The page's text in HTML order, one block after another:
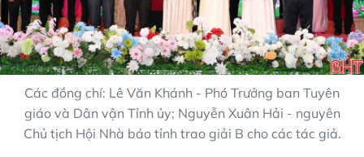
Các đồng chí: Lê Văn Khánh - Phó Trưởng ban Tuyên
giáo và Dân vận Tỉnh ủy; Nguyễn Xuân Hải - nguyên
Chủ tịch Hội Nhà báo tỉnh trao giải B cho các tác giả.